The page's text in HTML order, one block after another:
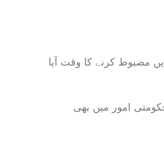
مضبوط کرنے کا وقت آیا
امور میں بھی